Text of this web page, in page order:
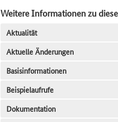
Weitere Informationen zu
Aktualität
Aktuelle Änderungen
Basisinformationen
Beispielaufrufe
Dokumentation